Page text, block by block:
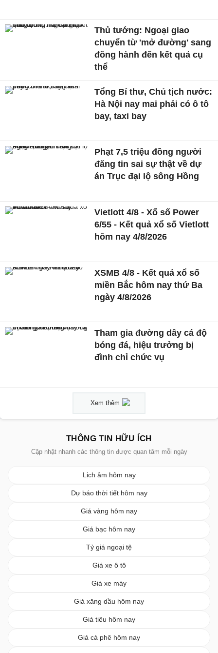
Thủ tướng: Ngoại giao
chuyển từ 'mở đường' sang
đồng hành đến kết quả cụ
thể
Tổng Bí thư, Chủ tịch nước:
Hà Nội nay mai phải có ô tô
bay, taxi bay
Phạt 7,5 triệu đồng người
đăng tin sai sự thật về dự
án Trục đại lộ sông Hồng
Vietlott 4/8 - Xổ số Power
6/55 - Kết quả xổ số Vietlott
hôm nay 4/8/2026
XSMB 4/8 - Kết quả xổ số
miền Bắc hôm nay thứ Ba
ngày 4/8/2026
Tham gia đường dây cá độ
bóng đá, hiệu trưởng bị
đình chỉ chức vụ
Xem thêm
THÔNG TIN HỮU ÍCH
Cập nhật nhanh các thông tin được quan tâm mỗi ngày
Lịch âm hôm nay
Dự báo thời tiết hôm nay
Giá vàng hôm nay
Giá bạc hôm nay
Tỷ giá ngoại tệ
Giá xe ô tô
Giá xe máy
Giá xăng dầu hôm nay
Giá tiêu hôm nay
Giá cà phê hôm nay